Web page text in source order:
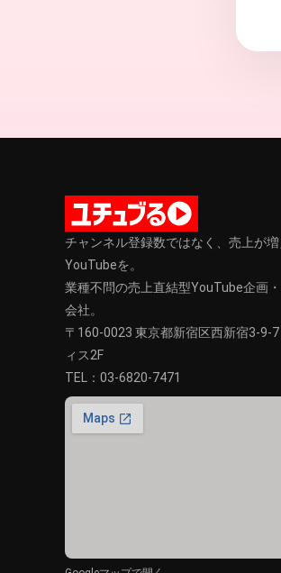
チャンネル登録数ではなく、売上が増
YouTubeを。
業種不問の売上直結型YouTube企画
会社。
〒160-0023 東京都新宿区西新宿3-9-
ィス2F
TEL： 03-6820-7471